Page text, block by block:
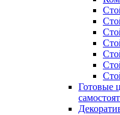
Готовые